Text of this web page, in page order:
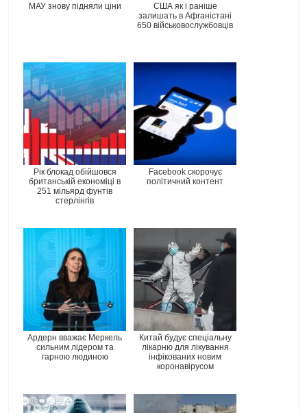
МАУ знову підняли ціни
США як і раніше
залишать в Афганістані
650 військовослужбовців
Рік блокад обійшовся
британській економіці в
251 мільярд фунтів
стерлінгів
Facebook скорочує
політичний контент
Ардерн вважає Меркель
сильним лідером та
гарною людиною
Китай будує спеціальну
лікарню для лікування
інфікованих новим
коронавірусом